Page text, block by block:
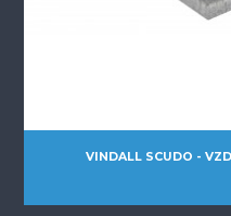
VINDALL SCUDO -